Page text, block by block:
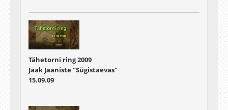
Tähetorni ring 2009
Jaak Jaaniste "Sügistaevas"
15.09.09